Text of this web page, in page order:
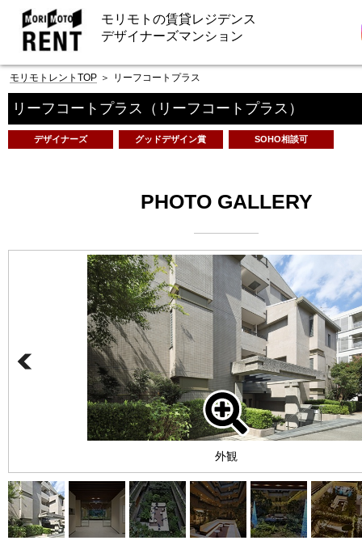
モリモトの賃貸レジデンス
デザイナーズマンション
モリモトレントTOP ＞ リーフコートプラス
リーフコートプラス （リーフコートプラス）
デザイナーズ グッドデザイン賞 SOHO相談可
PHOTO GALLERY
外観